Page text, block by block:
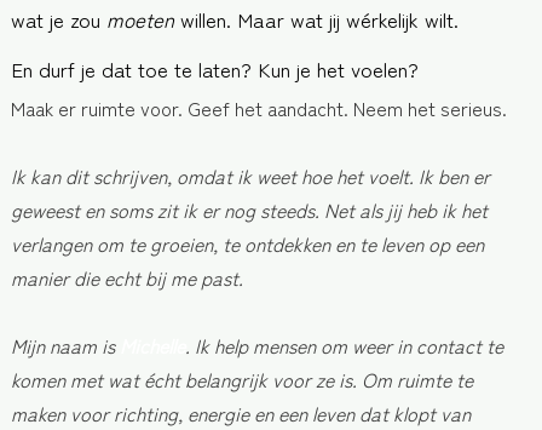
wat je zou moetenwillen. Maar wat jij wérkelijk wilt.
En durf je dat toe te laten? Kun je het voelen?
Maak er ruimte voor. Geef het aandacht. Neem het serieus.
Ik kan dit schrijven, omdat ik weet hoe het voelt. Ik ben er
geweest en soms zit ik er nog steeds. Net als jij heb ik het
verlangen om te groeien, te ontdekken en te leven op een
manier die echt bij me past.
Mijn naam is
. Ik help mensen om weer in contact te
komen met wat écht belangrijk voor ze is. Om ruimte te
maken voor richting, energie en een leven dat klopt van